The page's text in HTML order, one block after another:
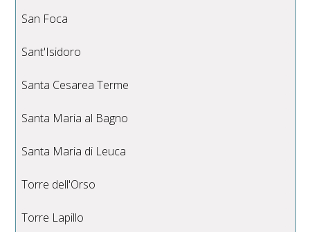
San Foca
Sant'Isidoro
Santa Cesarea Terme
Santa Maria al Bagno
Santa Maria di Leuca
Torre dell'Orso
Torre Lapillo